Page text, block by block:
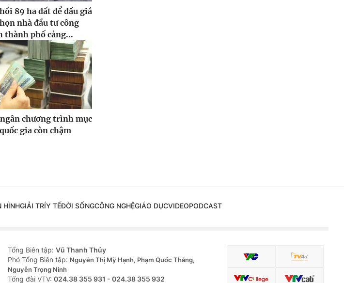
89 ha đất để đấu giá
nhà đầu tư công
thành phố cảng...
chương trình mục
gia còn chậm
HÌNHGIẢI TRÍY TẾĐỜI SỐNGCÔNG NGHỆGIÁO DỤCVIDEOPODCAST
Tổng Biên tập: Vũ Thanh Thủy
Phó Tổng Biên tập: Nguyễn Thị Mỹ Hạnh, Phạm Quốc Thắng,
Nguyễn Trọng Ninh
Tổng đài VTV: 024.38 355 931 - 024.38 355 932